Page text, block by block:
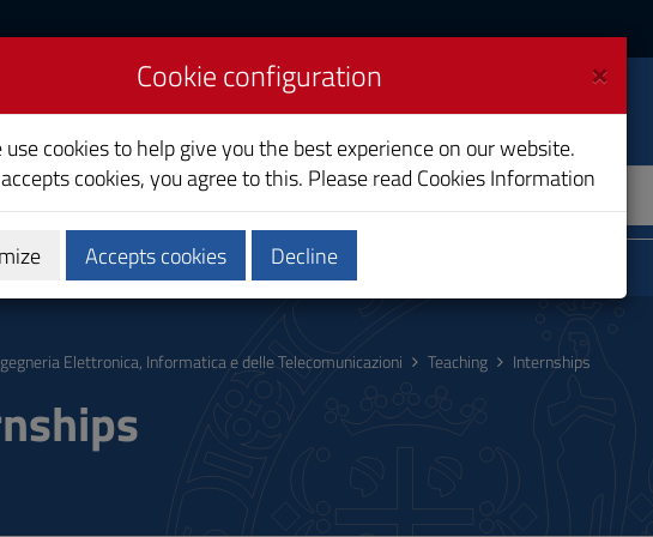
and
Engineering
Calendars and Timetable
Elettronica, Informatica e delle Telecomunicazioni Teaching Internships
×
Cookie configuration
use cookies to help give you the best experience on our website.
cookies, you agree to this. Please read Cookies Information
Accepts cookies Decline